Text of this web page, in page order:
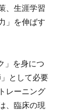
、生涯学習
」を伸ばす
」を身につ
として必要
レーニング
、臨床の現